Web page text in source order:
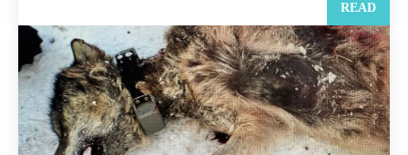
READ